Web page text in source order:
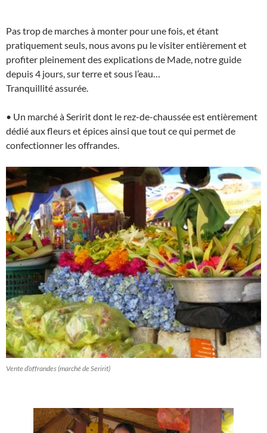
Pas trop de marches à monter pour une fois, et étant
pratiquement seuls, nous avons pu le visiter entièrement et
profiter pleinement des explications de Made, notre guide
depuis 4 jours, sur terre et sous l’eau…
Tranquillité assurée.
• Un marché à Seririt dont le rez-de-chaussée est entièrement
dédié aux fleurs et épices ainsi que tout ce qui permet de
confectionner les offrandes.
Vente d’offrandes (marché de Seririt)